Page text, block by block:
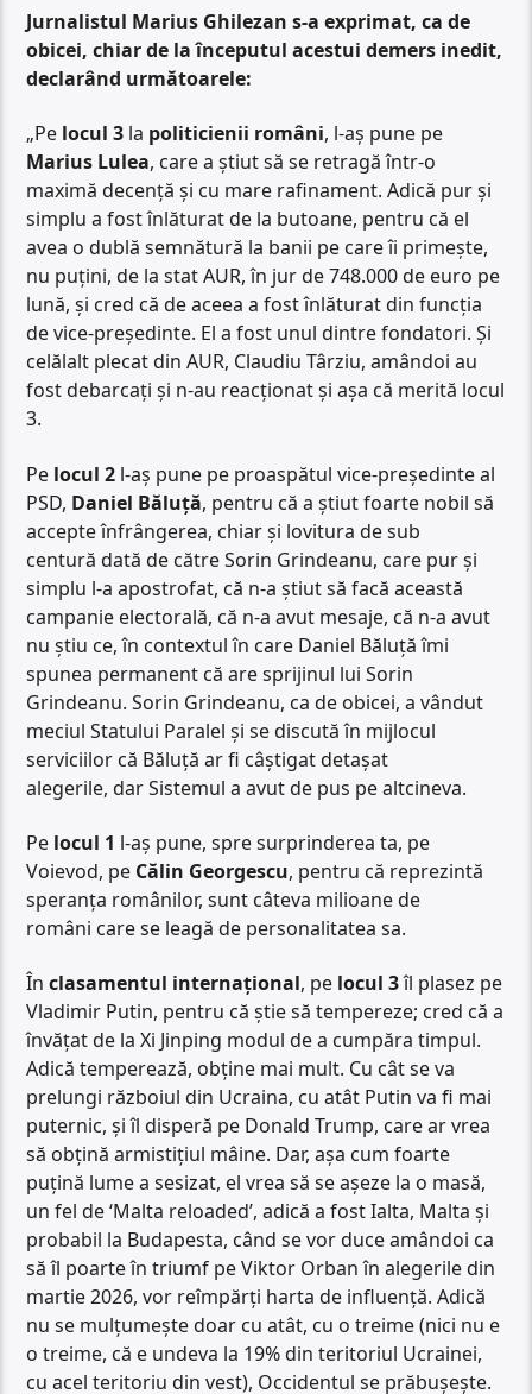
Jurnalistul Marius Ghilezan s-a exprimat, ca de
obicei, chiar de la începutul acestui demers inedit,
declarând următoarele:
„Pe locul 3 la politicienii români, l-aș pune pe
Marius Lulea, care a știut să se retragă într-o
maximă decență și cu mare rafinament. Adică pur și
simplu a fost înlăturat de la butoane, pentru că el
avea o dublă semnătură la banii pe care îi primește,
nu puțini, de la stat AUR, în jur de 748.000 de euro pe
lună, și cred că de aceea a fost înlăturat din funcția
de vice-președinte. El a fost unul dintre fondatori. Și
celălalt plecat din AUR, Claudiu Târziu, amândoi au
fost debarcați și n-au reacționat și așa că merită locul
3.
Pe locul 2 l-aș pune pe proaspătul vice-președinte al
PSD, Daniel Băluță, pentru că a știut foarte nobil să
accepte înfrângerea, chiar și lovitura de sub
centură dată de către Sorin Grindeanu, care pur și
simplu l-a apostrofat, că n-a știut să facă această
campanie electorală, că n-a avut mesaje, că n-a avut
nu știu ce, în contextul în care Daniel Băluță îmi
spunea permanent că are sprijinul lui Sorin
Grindeanu. Sorin Grindeanu, ca de obicei, a vândut
meciul Statului Paralel și se discută în mijlocul
serviciilor că Băluță ar fi câștigat detașat
alegerile, dar Sistemul a avut de pus pe altcineva.
Pe locul 1 l-aș pune, spre surprinderea ta, pe
Voievod, pe Călin Georgescu, pentru că reprezintă
speranța românilor, sunt câteva milioane de
români care se leagă de personalitatea sa.
Înclasamentul internațional, pe locul 3îl plasez pe
Vladimir Putin, pentru că știe să tempereze; cred că a
învățat de la Xi Jinping modul de a cumpăra timpul.
Adică temperează, obține mai mult. Cu cât se va
prelungi războiul din Ucraina, cu atât Putin va fi mai
puternic, și îl disperă pe Donald Trump, care ar vrea
să obțină armistițiul mâine. Dar, așa cum foarte
puțină lume a sesizat, el vrea să se așeze la o masă,
un fel de ‘Malta reloaded’, adică a fost Ialta, Malta și
probabil la Budapesta, când se vor duce amândoi ca
să îl poarte în triumf pe Viktor Orban în alegerile din
martie 2026, vor reîmpărți harta de influență. Adică
nu se mulțumește doar cu atât, cu o treime (nici nu e
o treime, că e undeva la 19% din teritoriul Ucrainei,
cu acel teritoriu din vest), Occidentul se prăbușește.